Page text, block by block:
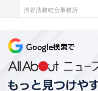
「最低限の体罰は必要
渋谷法務総合事務所